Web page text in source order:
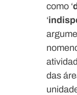
como ‘
‘
das